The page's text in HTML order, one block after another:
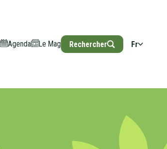
Agenda Le Mag Rechercher Fr